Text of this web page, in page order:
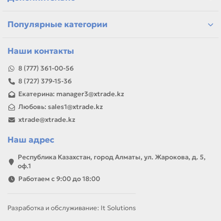
Если параметры в карточке совпадают с вашей моделью
или задачей, товар можно использовать для замены,
запаса.
Популярные категории
Наши контакты
8 (777) 361-00-56
8 (727) 379-15-36
Екатерина: manager3@xtrade.kz
Любовь: sales1@xtrade.kz
xtrade@xtrade.kz
Наш адрес
Республика Казахстан, город Алматы, ул. Жарокова, д. 5,
оф.1
Работаем с 9:00 до 18:00
Разработка и обслуживание: It Solutions